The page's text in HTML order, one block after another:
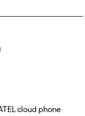
cloud phone